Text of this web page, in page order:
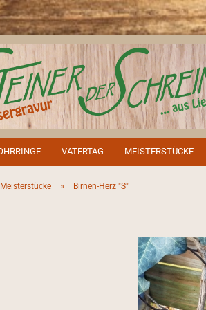
VATERTAG MEISTERSTÜCKE
Meisterstücke » Birnen-Herz "S"